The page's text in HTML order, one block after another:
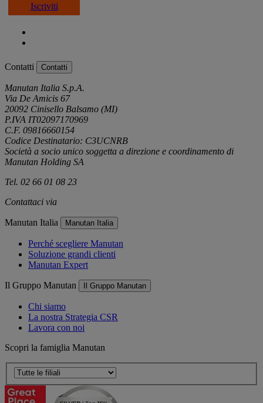
Iscriviti
Contatti Contatti
Manutan Italia S.p.A.
Via De Amicis 67
20092 Cinisello Balsamo (MI)
P.IVA IT02097170969
C.F. 09816660154
Codice Destinatario: C3UCNRB
Società a socio unico soggetta a direzione e coordinamento di
Manutan Holding SA
Tel. 02 66 01 08 23
Contattaci via
Manutan Italia Manutan Italia
Perché scegliere Manutan
Soluzione grandi clienti
Manutan Expert
Il Gruppo Manutan Il Gruppo Manutan
Chi siamo
La nostra Strategia CSR
Lavora con noi
Scopri la famiglia Manutan